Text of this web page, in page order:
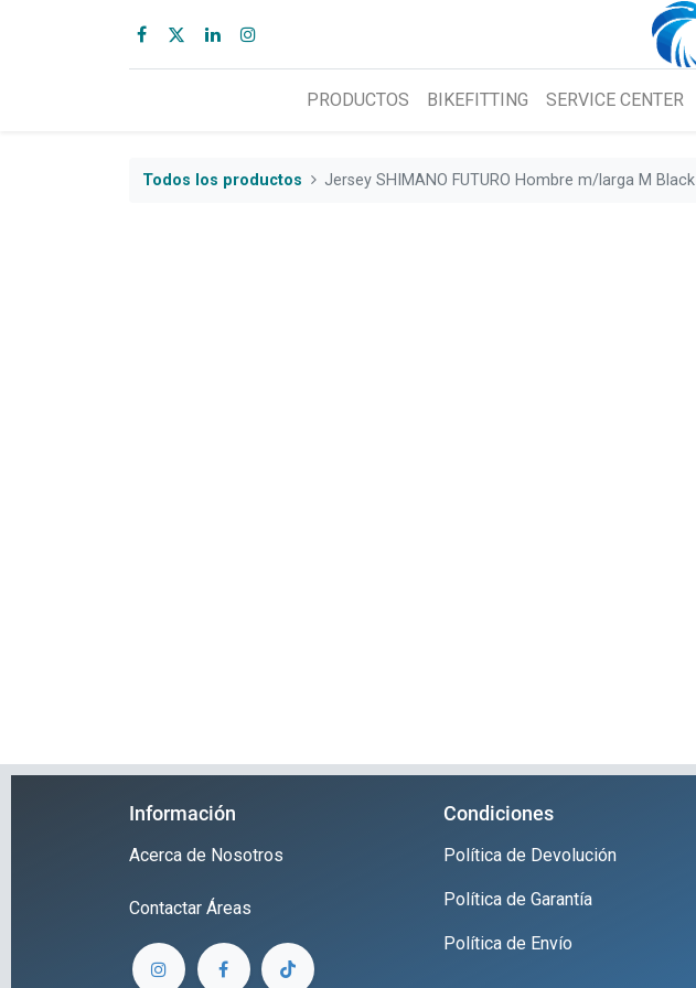
PRODUCTOS BIKEFITTING SERVICE CENTER
Todos los productos Jersey SHIMANO FUTURO Hombre m/larga M Black
Información
Acerca de Nosotros
Contactar Áreas
Condiciones
Política de Devolución
Política de Garantía
Política de Envío